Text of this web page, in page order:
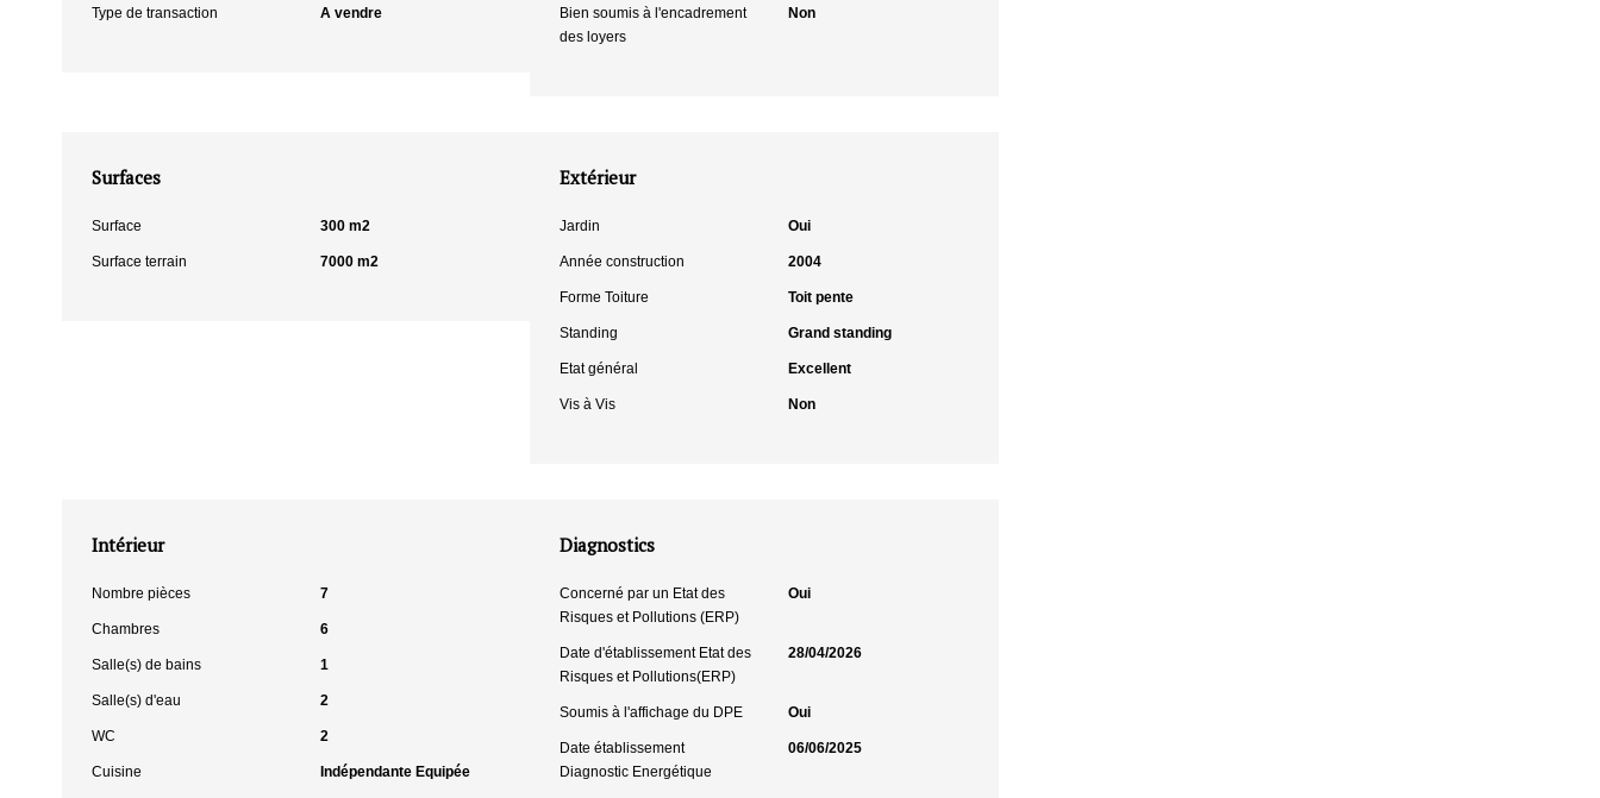
Type de transaction A vendre
Bien soumis à l'encadrement
des loyers
Non
Surfaces
Surface 300 m2
Surface terrain 7000 m2
Extérieur
Jardin Oui
Année construction 2004
Forme Toiture Toit pente
Standing Grand standing
Etat général Excellent
Vis à Vis Non
Intérieur
Nombre pièces 7
Chambres 6
Salle(s) de bains 1
Salle(s) d'eau 2
WC 2
Cuisine Indépendante Equipée
Diagnostics
Concerné par un Etat des
Risques et Pollutions (ERP)
Oui
Date d'établissement Etat des
Risques et Pollutions(ERP)
28/04/2026
Soumis à l'affichage du DPE Oui
Date établissement
Diagnostic Energétique
06/06/2025